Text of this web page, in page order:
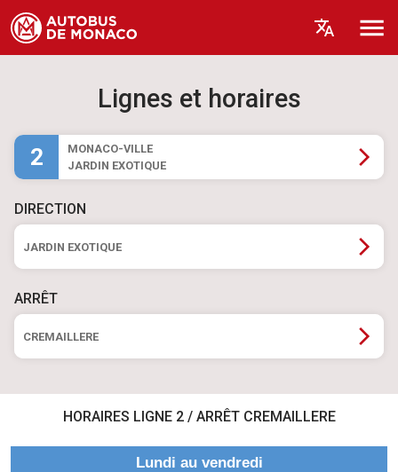
Lignes et horaires
2
MONACO-VILLE
JARDIN EXOTIQUE
DIRECTION
JARDIN EXOTIQUE
ARRÊT
CREMAILLERE
HORAIRES LIGNE 2 / ARRÊT CREMAILLERE
Lundi au vendredi